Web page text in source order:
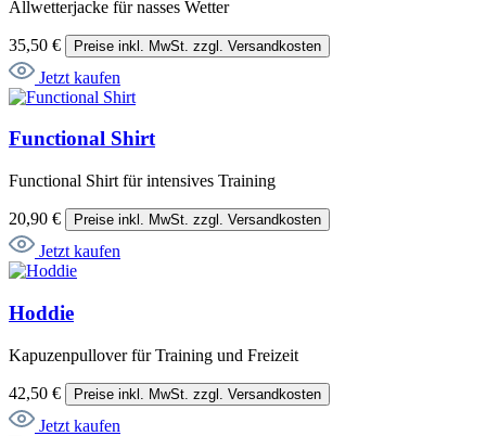
Allwetterjacke für nasses Wetter
35,50 € Preise inkl. MwSt. zzgl. Versandkosten
Jetzt kaufen
Functional Shirt
Functional Shirt für intensives Training
20,90 € Preise inkl. MwSt. zzgl. Versandkosten
Jetzt kaufen
Hoddie
Kapuzenpullover für Training und Freizeit
42,50 € Preise inkl. MwSt. zzgl. Versandkosten
Jetzt kaufen